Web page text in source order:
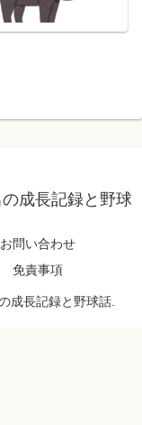
成長記録と野球
お問い合わせ
免責事項
成長記録と野球話.